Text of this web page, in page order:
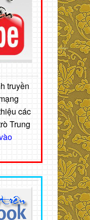
truyền
các
Trung